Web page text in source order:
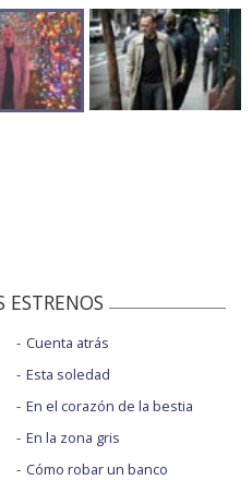
ESTRENOS
Cuenta atrás
Esta soledad
En el corazón de la bestia
En la zona gris
Cómo robar un banco